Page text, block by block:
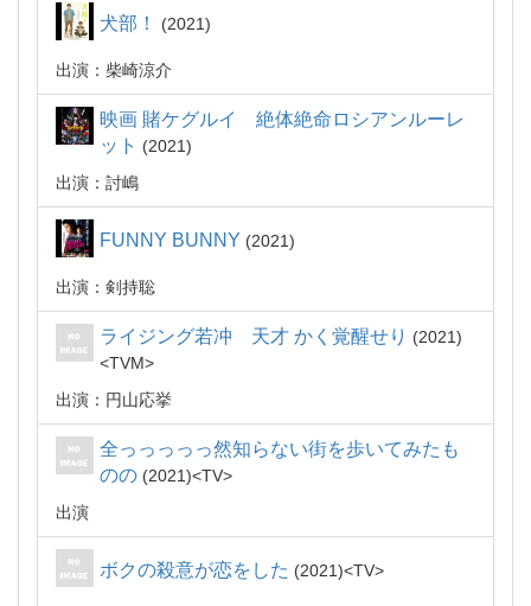
犬部！ 2021
出演：柴崎涼介
映画 賭ケグルイ 絶体絶命ロシアンルーレ
ット
2021
出演：討嶋
FUNNY BUNNY 2021
出演：剣持聡
ライジング若冲 天才 かく覚醒せり
2021
TVM
出演：円山応挙
全っっっっっ然知らない街を歩いてみたも
のの
2021
TV
出演
ボクの殺意が恋をした 2021 TV